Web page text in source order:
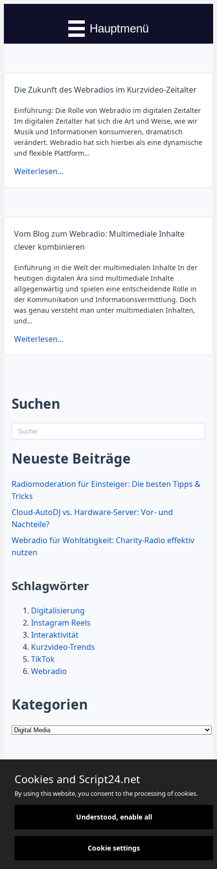
Hauptmenü
Die Zukunft des Webradios im Kurzvideo-Zeitalter
Einführung: Die Rolle von Webradio im digitalen Zeitalter
Im digitalen Zeitalter hat sich die Art und Weise, wie wir
Musik und Informationen konsumieren, dramatisch
verändert. Webradio hat sich hierbei als eine dynamische
und flexible Plattform…
Weiterlesen...
Vom Blog zum Webradio: Multimediale Inhalte
clever kombinieren
Einführung in die Welt der multimedialen Inhalte In der
heutigen digitalen Ära sind multimediale Inhalte
allgegenwärtig und spielen eine entscheidende Rolle in
der Kommunikation und Informationsvermittlung. Doch
was genau versteht man unter multimedialen Inhalten,
und…
Weiterlesen...
Suchen
Neueste Beiträge
Radiomoderation für Einsteiger: Die besten Tipps &
Tricks
Cloud-AutoDJ vs. Hardware-Server: Vor- und
Nachteile?
Webradio für Wohltätigkeit: Charity-Radio effektiv
nutzen
Schlagwörter
Digitalisierung
Instagram Reels
Interaktivität
Kurzvideo-Trends
TikTok
Webradio
Kategorien
Kategorien
Cookies Datenschutz Impressum
Cookies and Script24.net
By using this website, you consent to the processing of cookies.
Understood, enable all
Cookie settings